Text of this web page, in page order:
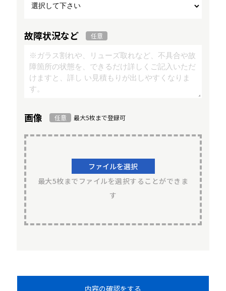
故障状況など 任意
画像 任意 最大5枚まで登録可
ファイルを選択
最大5枚までファイルを選択することができま
す
内容の確認をする